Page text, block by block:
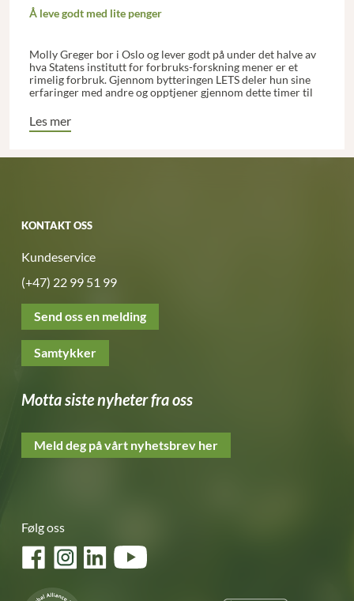
Å leve godt med lite penger
Molly Greger bor i Oslo og lever godt på under det halve av
hva Statens institutt for forbruks-forskning mener er et
rimelig forbruk. Gjennom bytteringen LETS deler hun sine
erfaringer med andre og opptjener gjennom dette timer til
transport eller hårklipp.
Les mer
KONTAKT OSS
Kundeservice
(+47) 22 99 51 99
Send oss en melding
Samtykker
Motta siste nyheter fra oss
Meld deg på vårt nyhetsbrev her
Følg oss
FacebookInstagramLinkedInYouTube